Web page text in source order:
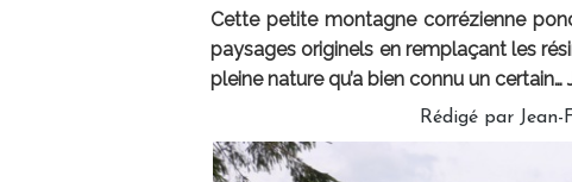
Cette petite montagne corrézienne
paysages originels en remplaçant les
pleine nature qu’a bien connu un certain…
Rédigé par